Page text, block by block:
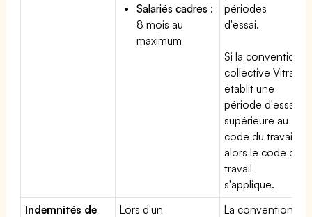
Salariés cadres :
8 mois au
maximum
périodes
d'essai.
Si la convention
collective Vitrail
établit une
période d'essai
supérieure au
code du travail,
alors le code du
travail
s'applique.
Indemnités de
Lors d'un
La convention